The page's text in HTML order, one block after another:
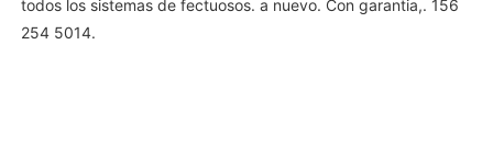
todos los sistemas de fectuosos. a nuevo. Con garantia,. 156
254 5014.